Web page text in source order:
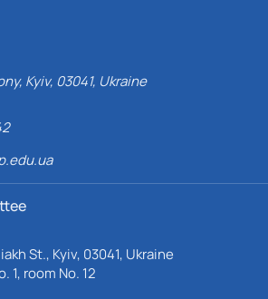
Kyiv, 03041, Ukraine
St., Kyiv, 03041, Ukraine
1, room No. 12